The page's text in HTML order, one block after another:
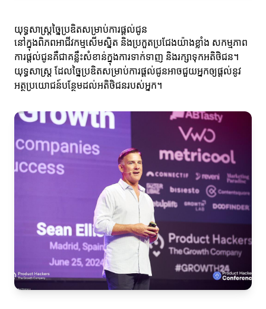
យុទ្ធសាស្ត្រច្នៃប្រឌិតសម្រាប់ការផ្តល់ជូន
នៅក្នុងពិភពអាជីវកម្មសើមស្និត និងប្រកួតប្រជែងយ៉ាងខ្លាំង សកម្មភាព
ការផ្តល់ជូនគឺជាគន្លឹះសំខាន់ក្នុងការទាក់ទាញ និងរក្សាទុកអតិថិជន។
យុទ្ធសាស្ត្រ ដែលច្នៃប្រឌិតសម្រាប់ការផ្តល់ជូនអាចជួយអ្នកឲ្យផ្តល់នូវ
អត្ថប្រយោជន៍បន្ថែមដល់អតិថិជនរបស់អ្នក។